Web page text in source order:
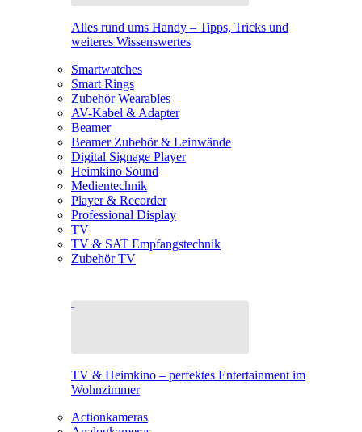
Alles rund ums Handy – Tipps, Tricks und
weiteres Wissenswertes
Smartwatches
Smart Rings
Zubehör Wearables
AV-Kabel & Adapter
Beamer
Beamer Zubehör & Leinwände
Digital Signage Player
Heimkino Sound
Medientechnik
Player & Recorder
Professional Display
TV
TV & SAT Empfangstechnik
Zubehör TV
TV & Heimkino – perfektes Entertainment im
Wohnzimmer
Actionkameras